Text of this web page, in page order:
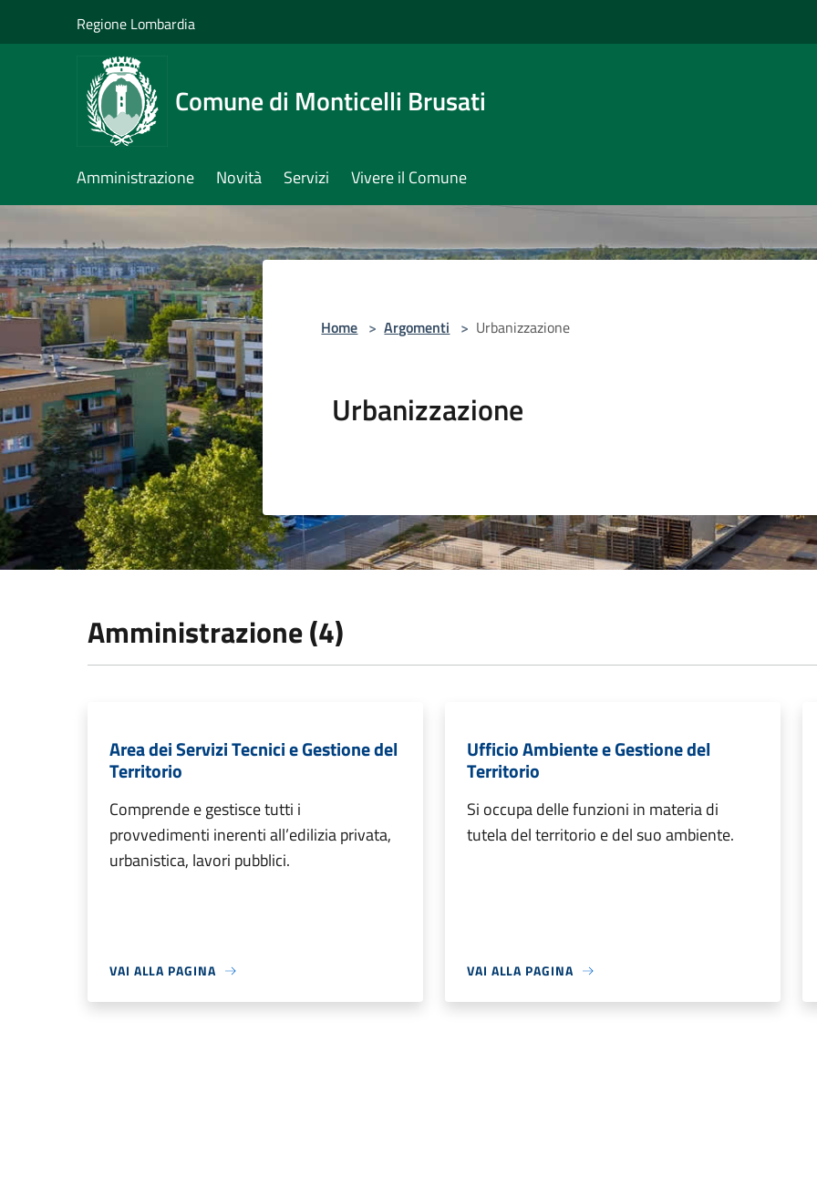
Regione Lombardia
Comune di Monticelli Brusati
Amministrazione Novità Servizi Vivere il Comune
Home > Argomenti > Urbanizzazione
Urbanizzazione
Amministrazione (4)
Area dei Servizi Tecnici e Gestione del
Territorio
Comprende e gestisce tutti i
provvedimenti inerenti all’edilizia privata,
urbanistica, lavori pubblici.
VAI ALLA PAGINA
Ufficio Ambiente e Gestione del
Territorio
Si occupa delle funzioni in materia di
tutela del territorio e del suo ambiente.
VAI ALLA PAGINA